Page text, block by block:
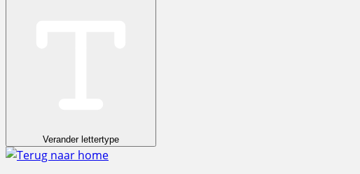
Verander lettertype